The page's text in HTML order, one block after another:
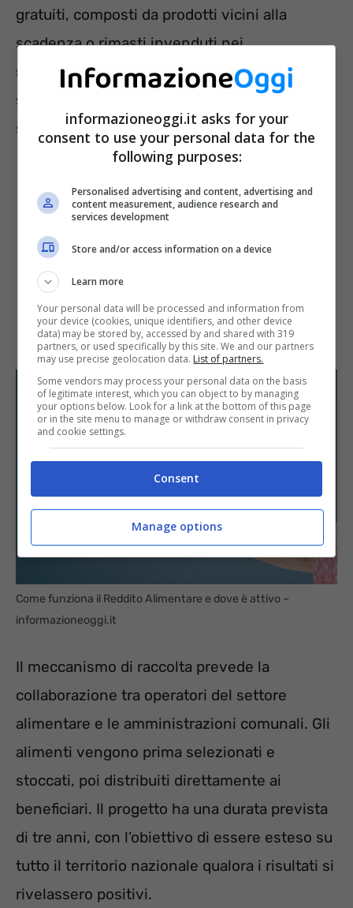
gratuiti, composti da prodotti vicini alla
scadenza o rimasti invenduti nei
supermercati. Si tratta di beni perfettamente
sicuri e commestibili, che altrimenti
sarebbero stati gettati via.
Come funziona il Reddito Alimentare e dove è attivo –
informazioneoggi.it
Il meccanismo di raccolta prevede la
collaborazione tra operatori del settore
alimentare e le amministrazioni comunali. Gli
alimenti vengono prima selezionati e
stoccati, poi distribuiti direttamente ai
beneficiari. Il progetto ha una durata prevista
di tre anni, con l’obiettivo di essere esteso su
tutto il territorio nazionale qualora i risultati si
rivelassero positivi.
informazioneoggi.it asks for your
consent to use your personal data for the
following purposes:
Personalised advertising and content, advertising and
content measurement, audience research and
services development
Store and/or access information on a device
Learn more
Your personal data will be processed and information from
your device (cookies, unique identifiers, and other device
data) may be stored by, accessed by and shared with 319
partners, or used specifically by this site. We and our partners
may use precise geolocation data. List of partners.
Some vendors may process your personal data on the basis
of legitimate interest, which you can object to by managing
your options below. Look for a link at the bottom of this page
or in the site menu to manage or withdraw consent in privacy
and cookie settings.
Consent
Manage options